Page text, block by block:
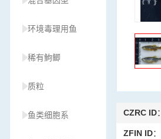
环境毒理用鱼
稀有鮈鲫
质粒
鱼类细胞系 CZRC ID：
ZFIN ID：